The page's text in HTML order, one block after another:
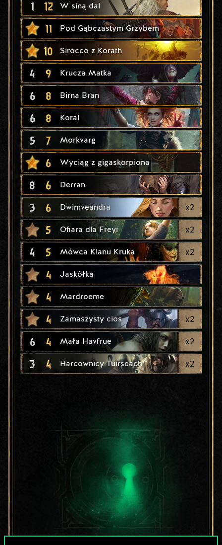
1 12 W siną dal
11 Pod Gąbczastym Grzybem
10 Sirocco z Korath
4 9 Krucza Matka
6 8 Birna Bran
6 8 Koral
5 7 Morkvarg
6 Wyciąg z gigaskorpiona
8 6 Derran
3 6 Dwimveandra x2
5 Ofiara dla Freyi x2
4 5 Mówca Klanu Kruka x2
4 Jaskółka
4 Mardroeme
4 Zamaszysty cios x2
6 4 Mała Havfrue x2
3 4 Harcownicy Tuirseach x2